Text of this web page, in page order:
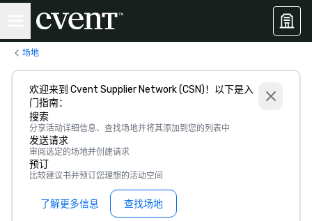
场地
欢迎来到 Cvent Supplier Network (CSN)！以下是入
门指南：
搜索
分享活动详细信息、查找场地并将其添加到您的列表中
发送请求
审阅选定的场地并创建请求
预订
比较建议书并预订您理想的活动空间
了解更多信息 查找场地